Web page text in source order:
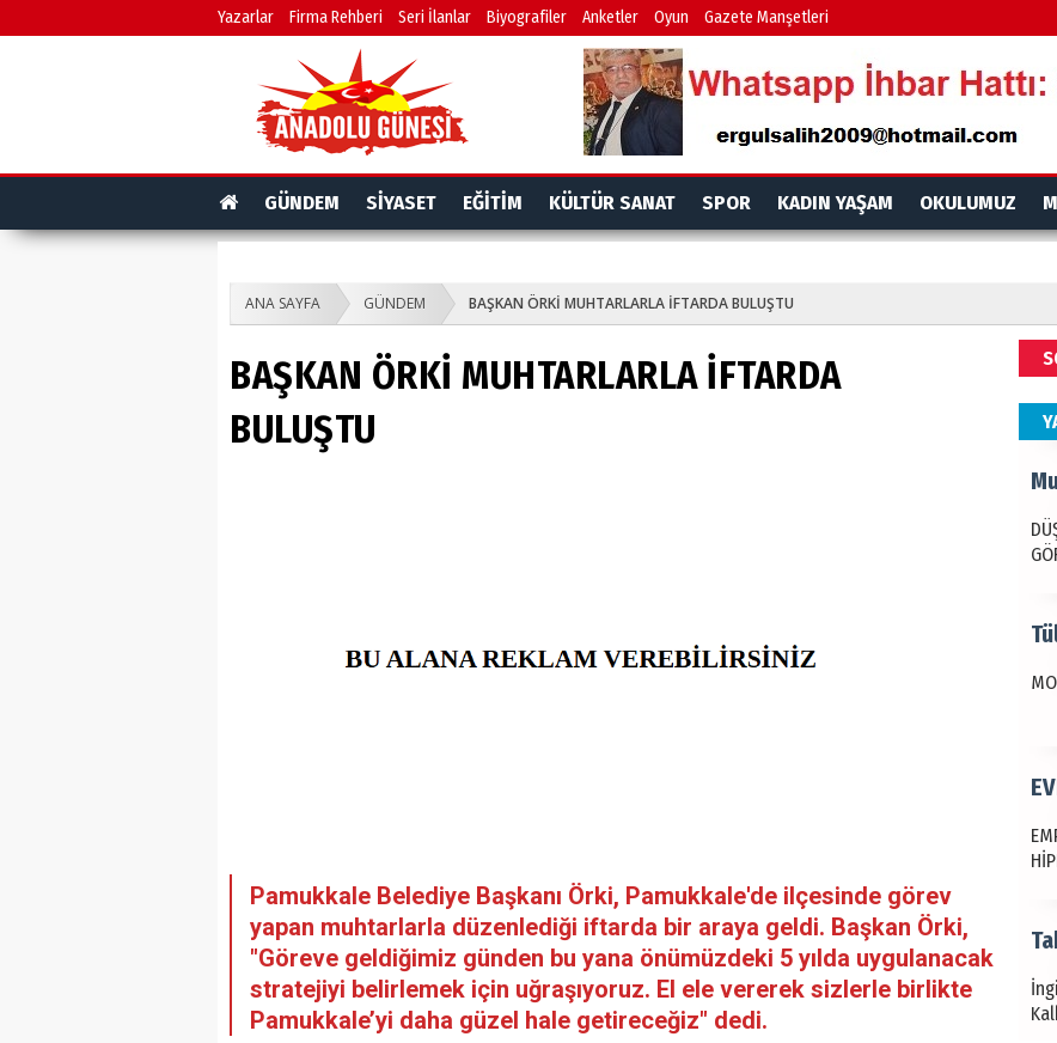
Yazarlar Firma Rehberi Seri İlanlar Biyografiler Anketler Oyun Gazete Manşetleri
GÜNDEM SİYASET EĞİTİM KÜLTÜR SANAT SPOR KADIN YAŞAM OKULUMUZ
ANA SAYFA GÜNDEM BAŞKAN ÖRKİ MUHTARLARLA İFTARDA BULUŞTU
BAŞKAN ÖRKİ MUHTARLARLA İFTARDA
BULUŞTU
Pamukkale Belediye Başkanı Örki, Pamukkale'de ilçesinde görev
yapan muhtarlarla düzenlediği iftarda bir araya geldi. Başkan Örki,
"Göreve geldiğimiz günden bu yana önümüzdeki 5 yılda uygulanacak
stratejiyi belirlemek için uğraşıyoruz. El ele vererek sizlerle birlikte
Pamukkale’yi daha güzel hale getireceğiz" dedi.